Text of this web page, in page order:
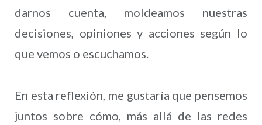
darnos cuenta, moldeamos nuestras
decisiones, opiniones y acciones según lo
que vemos o escuchamos.
En esta reflexión, me gustaría que pensemos
juntos sobre cómo, más allá de las redes